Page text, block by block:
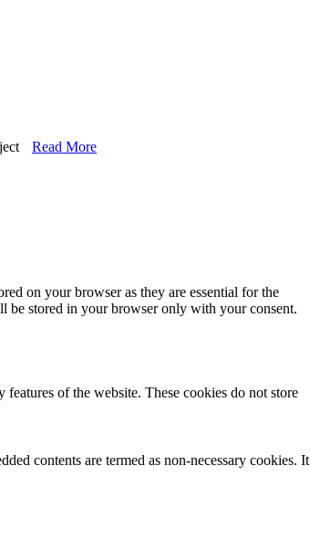
Read More
on your browser as they are essential for the
be stored in your browser only with your consent.
of the website. These cookies do not store
contents are termed as non-necessary cookies. It